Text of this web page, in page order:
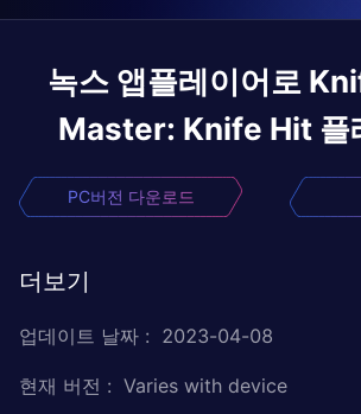
녹스 앱플레이어로
Master: Knife Hit 플
PC버전 다운로드
더보기
업데이트 날짜 : 2023-04-08
현재 버전 : Varies with device